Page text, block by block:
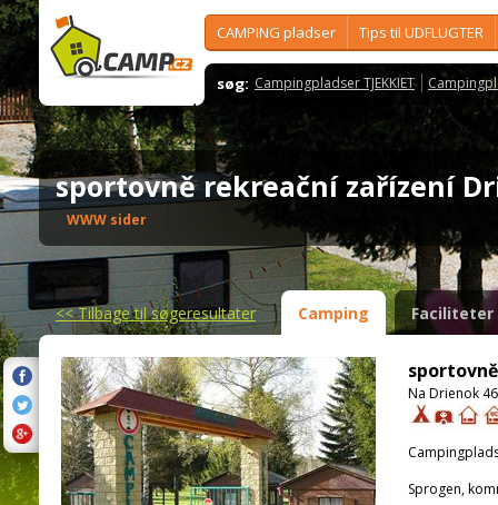
CAMPING pladser Tips til UDFLUGTER
søg: Campingpladser TJEKKIET
sportovně rekreační zařízení
WWW sider
<<Tilbage til søgeresultater Camping Faciliteter
Na Drienok
Sprogen,